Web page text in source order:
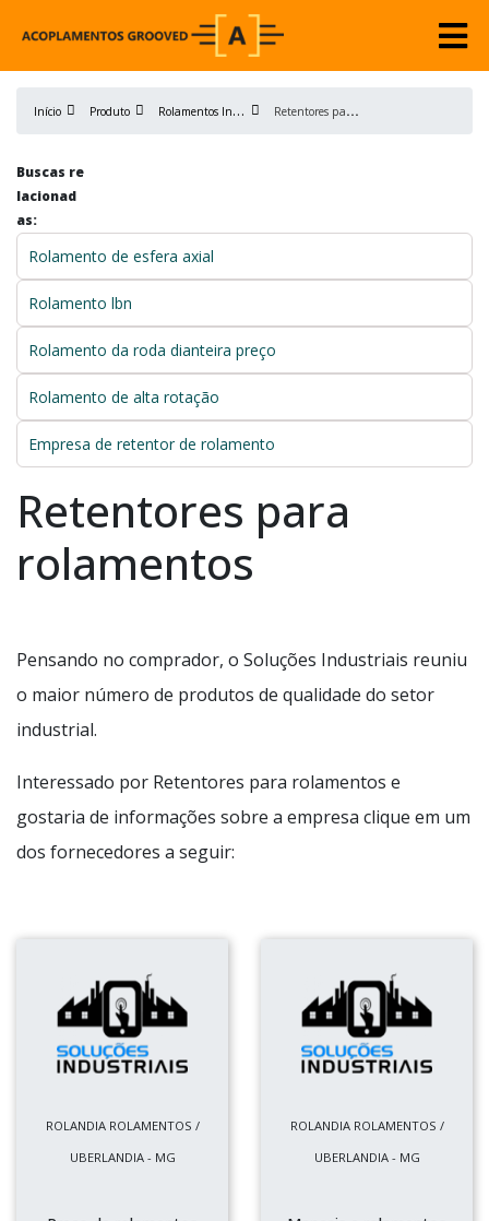
Início Produto R
olamentos Industriais R
etentores para rolamentos
Buscas re
lacionad
as:
Rolamento de esfera axial
Rolamento lbn
Rolamento da roda dianteira preço
Rolamento de alta rotação
Empresa de retentor de rolamento
Retentores para
rolamentos
Pensando no comprador, o Soluções Industriais reuniu
o maior número de produtos de qualidade do setor
industrial.
Interessado por Retentores para rolamentos e
gostaria de informações sobre a empresa clique em um
dos fornecedores a seguir:
ROLANDIA ROLAMENTOS /
UBERLANDIA - MG
ROLANDIA ROLAMENTOS /
UBERLANDIA - MG